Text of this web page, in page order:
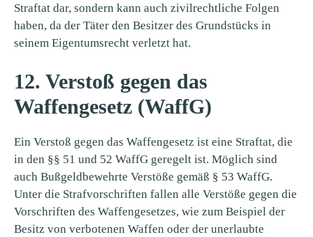
Straftat dar, sondern kann auch zivilrechtliche Folgen
haben, da der Täter den Besitzer des Grundstücks in
seinem Eigentumsrecht verletzt hat.
12. Verstoß gegen das
Waffengesetz (WaffG)
Ein Verstoß gegen das Waffengesetz ist eine Straftat, die
in den §§ 51 und 52 WaffG geregelt ist. Möglich sind
auch Bußgeldbewehrte Verstöße gemäß § 53 WaffG.
Unter die Strafvorschriften fallen alle Verstöße gegen die
Vorschriften des Waffengesetzes, wie zum Beispiel der
Besitz von verbotenen Waffen oder der unerlaubte